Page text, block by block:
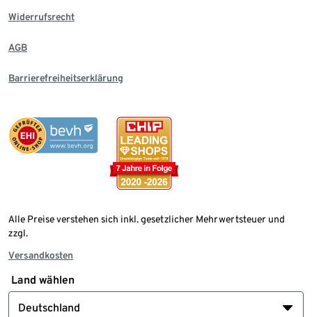
Widerrufsrecht
AGB
Barrierefreiheitserklärung
Alle Preise verstehen sich inkl. gesetzlicher Mehrwertsteuer und
zzgl.
Versandkosten
Land wählen
Deutschland